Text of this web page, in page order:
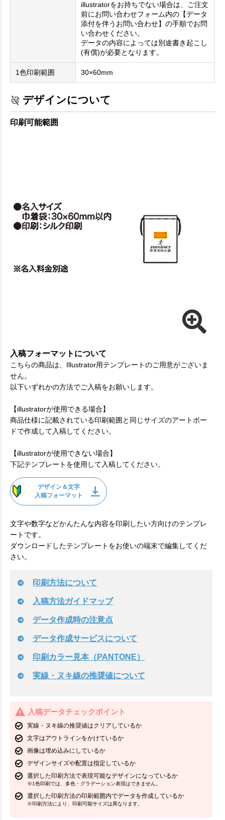
illustratorをお持ちでない場合は、ご注文
前にお問い合わせフォーム内の【データ
添付を伴うお問い合わせ】の手順でお問
い合わせください。
データの内容によっては別途書き起こし
(有償)が必要となります。
1色印刷範囲 30×60mm
デザインについて
印刷可能範囲
入稿フォーマットについて
こちらの商品は、Illustrator用テンプレートのご用意がございま
せん。
以下いずれかの方法でご入稿をお願いします。
【illustratorが使用できる場合】
商品仕様に記載されている印刷範囲と同じサイズのアートボー
ドで作成して入稿してください。
【illustratorが使用できない場合】
下記テンプレートを使用して入稿してください。
デザイン＆文字
入稿フォーマット
文字や数字などかんたんな内容を印刷したい方向けのテンプレ
ートです。
ダウンロードしたテンプレートをお使いの端末で編集してくだ
さい。
印刷方法について
入稿方法ガイドマップ
データ作成時の注意点
データ作成サービスについて
印刷カラー見本（PANTONE）
実線・ヌキ線の推奨値について
入稿データチェックポイント
実線・ヌキ線の推奨値はクリアしているか
文字はアウトラインをかけているか
画像は埋め込みにしているか
デザインサイズや配置は指定しているか
選択した印刷方法で表現可能なデザインになっているか
※1色印刷では、多色・グラデーション表現はできません。
選択した印刷方法の印刷範囲内でデータを作成しているか
※印刷方法により、印刷可能サイズは異なります。